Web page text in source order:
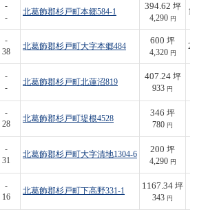
-
-
北葛飾郡杉戸町本郷584-1
394.62 坪
4,290 円
-
38
北葛飾郡杉戸町大字本郷484
600 坪
4,320 円
-
-
北葛飾郡杉戸町北蓮沼819
407.24坪
933 円
-
28
北葛飾郡杉戸町堤根4528
346 坪
780 円
-
31
北葛飾郡杉戸町大字清地1304-6
200 坪
4,290 円
-
16
北葛飾郡杉戸町下高野331-1
1167.34 坪
343 円